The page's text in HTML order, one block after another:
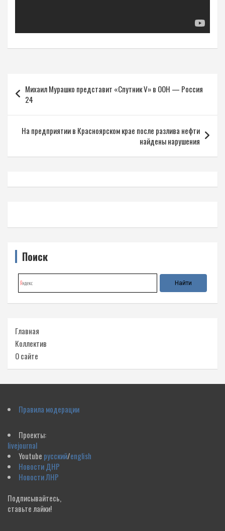
по
записям
Михаил Мурашко представит «Спутник V» в ООН — Россия
24
На предприятии в Красноярском крае после разлива нефти
найдены нарушения
Поиск
Главная
Коллектив
О сайте
Правила модерации
Проекты:
livejournal
Youtube русский/english
Новости ДНР
Новости ЛНР
Подписывайтесь,
ставьте лайки!